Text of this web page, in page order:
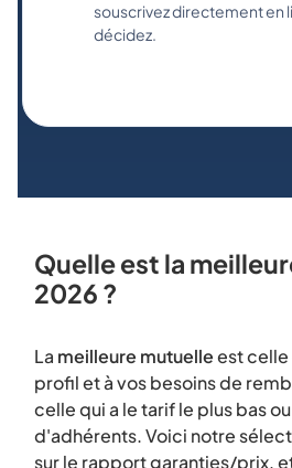
souscrivez directement en
décidez.
Quelle est la
2026 ?
La meilleure mutuelleest
profil et à vos besoins de
celle qui a le tarif le plus bas
d'adhérents. Voici notre
sur le rapport garanties/prix,